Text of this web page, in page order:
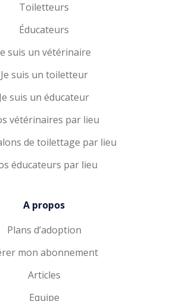
Toiletteurs
Éducateurs
suis un vétérinaire
Je suis un toiletteur
Je suis un éducateur
vétérinaires par lieu
de toilettage par lieu
éducateurs par lieu
A propos
Plans d’adoption
mon abonnement
Articles
Equipe